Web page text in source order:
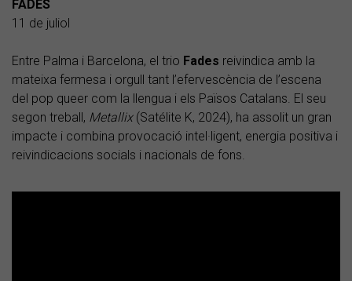
FADES
11 de juliol
Entre Palma i Barcelona, el trio Fades reivindica amb la
mateixa fermesa i orgull tant l’efervescència de l’escena
del pop queer com la llengua i els Països Catalans. El seu
segon treball, Metallix(Satélite K, 2024), ha assolit un gran
impacte i combina provocació intel·ligent, energia positiva i
reivindicacions socials i nacionals de fons.